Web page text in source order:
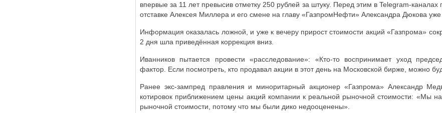
впервые за 11 лет превысив отметку 250 рублей за штуку. Перед этим в Telegram-
отставке Алексея Миллера и его смене на главу «ГазпромНефти» Александра Дюкова
Информация оказалась ложной, и уже к вечеру прирост стоимости акций «Газпрома»
2 дня шла приведённая коррекция вниз.
Иванников пытается провести «расследование»: «Кто-то воспринимает уход
фактор. Если посмотреть, кто продавал акции в этот день на Московской бирже, можно
Ранее экс-зампред правления и миноритарный акционер «Газпрома» Александр
котировок приближением цены акций компании к реальной рыночной стоимости: «Мы
рыночной стоимости, потому что мы были дико недооценены».